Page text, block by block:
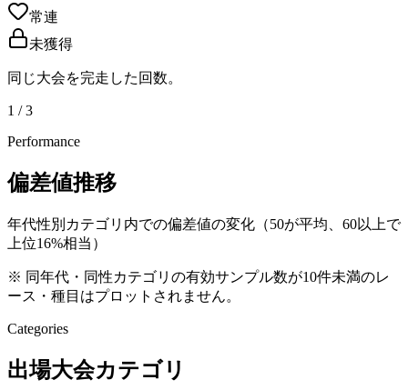
常連
未獲得
同じ大会を完走した回数。
1 / 3
Performance
偏差値推移
年代性別カテゴリ内での偏差値の変化（50が平均、60以上で
上位16%相当）
※ 同年代・同性カテゴリの有効サンプル数が10件未満のレ
ース・種目はプロットされません。
Categories
出場大会カテゴリ